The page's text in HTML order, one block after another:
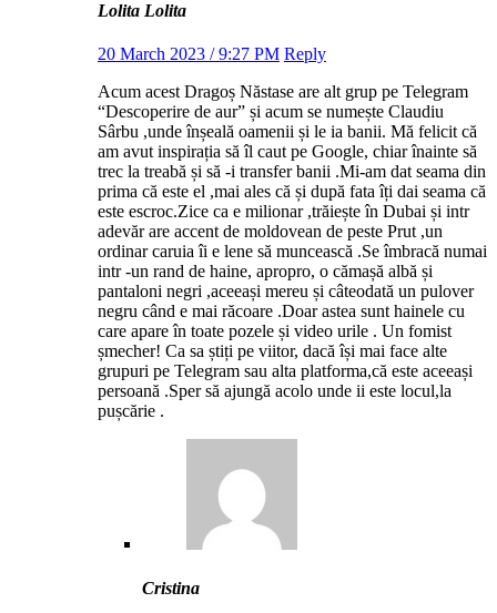
Lolita Lolita
20 March 2023 / 9:27 PM Reply
Acum acest Dragoș Năstase are alt grup pe Telegram
“Descoperire de aur” și acum se numește Claudiu
Sârbu ,unde înșeală oamenii și le ia banii. Mă felicit că
am avut inspirația să îl caut pe Google, chiar înainte să
trec la treabă și să -i transfer banii .Mi-am dat seama din
prima că este el ,mai ales că și după fata îți dai seama că
este escroc.Zice ca e milionar ,trăiește în Dubai și intr
adevăr are accent de moldovean de peste Prut ,un
ordinar caruia îi e lene să muncească .Se îmbracă numai
intr -un rand de haine, apropro, o cămașă albă și
pantaloni negri ,aceeași mereu și câteodată un pulover
negru când e mai răcoare .Doar astea sunt hainele cu
care apare în toate pozele și video urile . Un fomist
șmecher! Ca sa știți pe viitor, dacă își mai face alte
grupuri pe Telegram sau alta platforma,că este aceeași
persoană .Sper să ajungă acolo unde ii este locul,la
pușcărie .
Cristina